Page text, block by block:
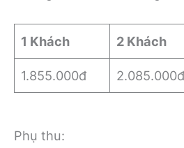
1 Khách 2 Khách
1.855.000đ 2.085.000đ
Phụ thu: